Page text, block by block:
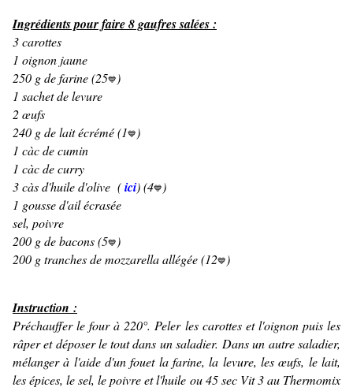
Ingrédients pour faire 8 gaufres salées :
3 carottes
1 oignon jaune
250 g de farine (25💙 )
1 sachet de levure
2 œufs
240 g de lait écrémé (1💙 )
1 càc de cumin
1 càc de curry
3 càs d'huile d'olive (ici) (4💙 )
1 gousse d'ail écrasée
sel, poivre
200 g de bacons (5💙 )
200 g tranches de mozzarella allégée (12💙 )
Instruction :
Préchauffer le four à 220°. Peler les carottes et l'oignon puis les
râper et déposer le tout dans un saladier. Dans un autre saladier,
mélanger à l'aide d'un fouet la farine, la levure, les œufs, le lait,
les épices, le sel, le poivre et l'huile ou 45 sec Vit 3 au Thermomix